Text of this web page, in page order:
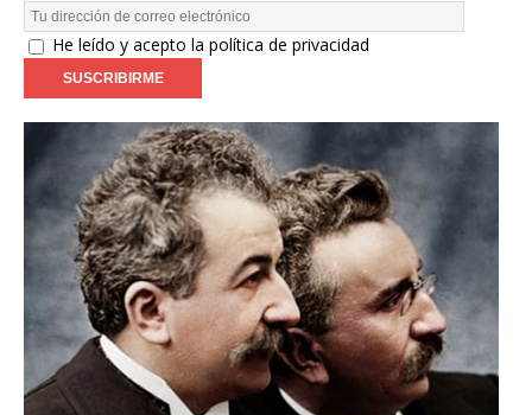
He leído y acepto la política de privacidad